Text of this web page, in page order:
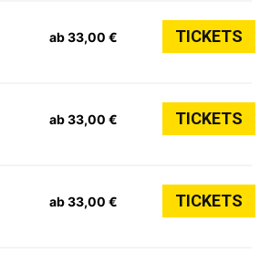
ab 33,00 € TICKETS
ab 33,00 € TICKETS
ab 33,00 € TICKETS